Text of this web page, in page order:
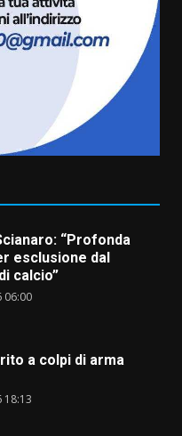
e la prima
Musica di
nuovo
con “Fasano in
“Profonda
esclusione dal
calcio”
06:00
a colpi di arma